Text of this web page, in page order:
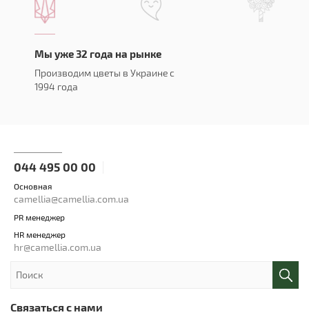
Мы уже 32 года на рынке
Производим цветы в Украине с
1994 года
044 495 00 00
Основная
camellia@camellia.com.ua
PR менеджер
HR менеджер
hr@camellia.com.ua
Связаться с нами